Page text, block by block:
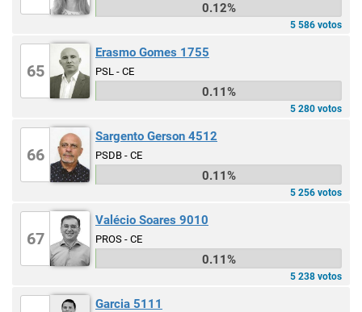
0.12%
5 586 votos
65
Erasmo Gomes 1755
PSL - CE
0.11%
5 280 votos
66
Sargento Gerson 4512
PSDB - CE
0.11%
5 256 votos
67
Valécio Soares 9010
PROS - CE
0.11%
5 238 votos
Garcia 5111